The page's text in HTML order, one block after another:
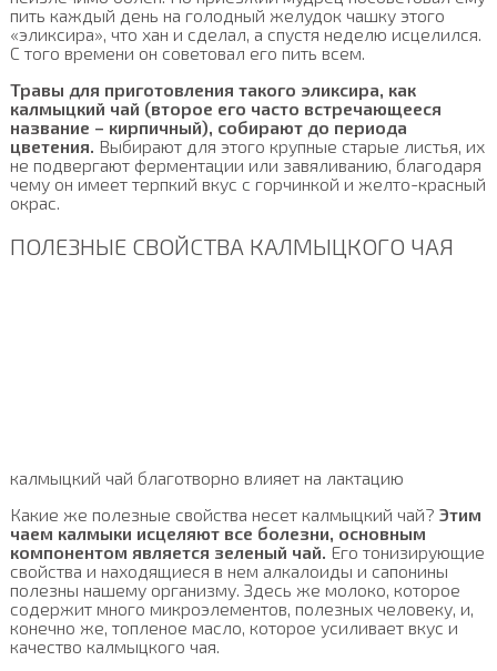
пить каждый день на голодный желудок чашку этого
«эликсира», что хан и сделал, а спустя неделю исцелился.
С того времени он советовал его пить всем.
Травы для приготовления такого эликсира, как
калмыцкий чай (второе его часто встречающееся
название – кирпичный), собирают до периода
цветения. Выбирают для этого крупные старые листья, их
не подвергают ферментации или завяливанию, благодаря
чему он имеет терпкий вкус с горчинкой и желто-красный
окрас.
ПОЛЕЗНЫЕ СВОЙСТВА КАЛМЫЦКОГО ЧАЯ
калмыцкий чай благотворно влияет на лактацию
Какие же полезные свойства несет калмыцкий чай? Этим
чаем калмыки исцеляют все болезни, основным
компонентом является зеленый чай. Его тонизирующие
свойства и находящиеся в нем алкалоиды и сапонины
полезны нашему организму. Здесь же молоко, которое
содержит много микроэлементов, полезных человеку, и,
конечно же, топленое масло, которое усиливает вкус и
качество калмыцкого чая.